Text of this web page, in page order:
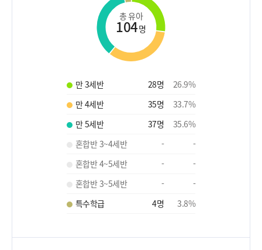
총 유아
104명
만 3세반 28명 26.9%
만 4세반
35명 33.7%
만 5세반
37명 35.6%
혼합반 3~4세반
-
-
혼합반 4~5세반
-
-
혼합반 3~5세반
-
-
특수학급
4명 3.8%